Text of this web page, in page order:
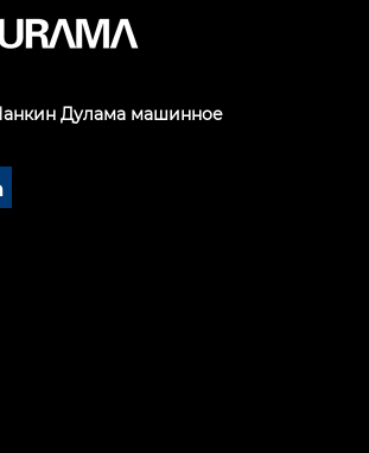
Дулама машинное